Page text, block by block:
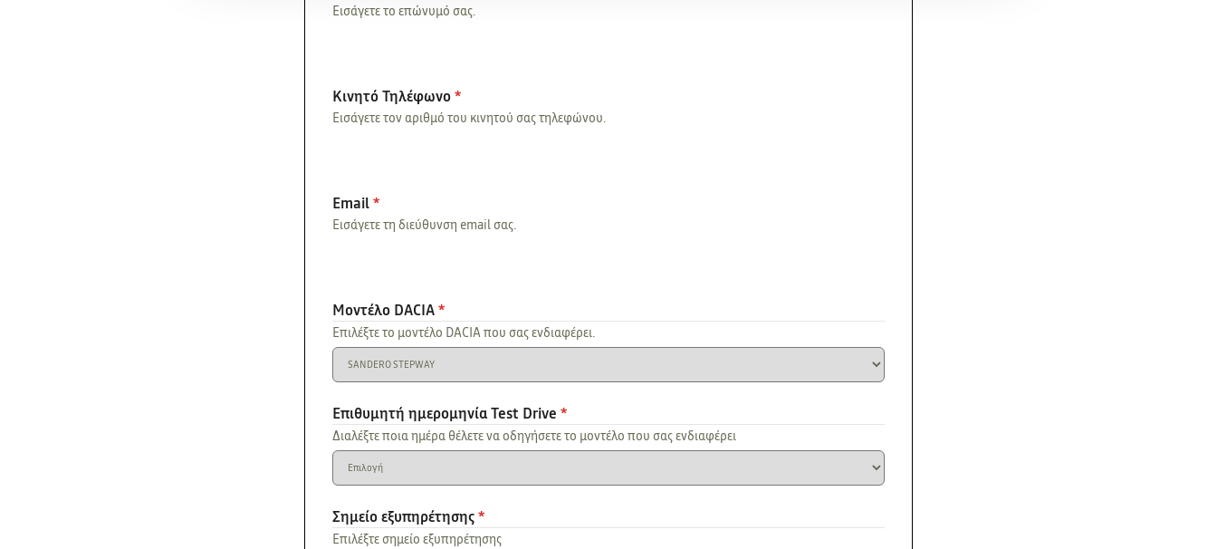
Εισάγετε το επώνυμό σας.
Κινητό Τηλέφωνο*
Εισάγετε τον αριθμό του κινητού σας τηλεφώνου.
Email*
Εισάγετε τη διεύθυνση email σας.
Μοντέλο DACIA*
Επιλέξτε το μοντέλο DACIA που σας ενδιαφέρει.
Επιθυμητή ημερομηνία Test Drive *
Διαλέξτε ποια ημέρα θέλετε να οδηγήσετε το μοντέλο που σας ενδιαφέρει
Σημείο εξυπηρέτησης*
Επιλέξτε σημείο εξυπηρέτησης